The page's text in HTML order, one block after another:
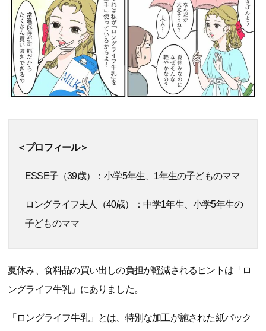
＜プロフィール＞
ESSE子（39歳）：小学5年生、1年生の子どものママ
ロングライフ夫人（40歳）：中学1年生、小学5年生の
子どものママ
夏休み、食料品の買い出しの負担が軽減されるヒントは「ロ
ングライフ牛乳」にありました。
「ロングライフ牛乳」とは、特別な加工が施された紙パック